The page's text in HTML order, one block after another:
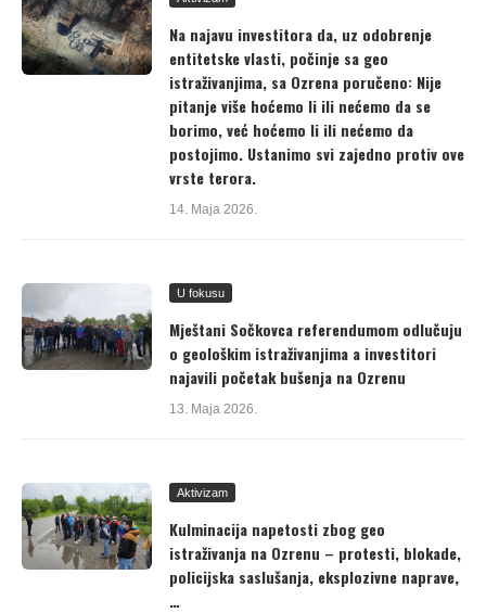
Na najavu investitora da, uz odobrenje
entitetske vlasti, počinje sa geo
istraživanjima, sa Ozrena poručeno: Nije
pitanje više hoćemo li ili nećemo da se
borimo, već hoćemo li ili nećemo da
postojimo. Ustanimo svi zajedno protiv ove
vrste terora.
14. Maja 2026.
U fokusu
Mještani Sočkovca referendumom odlučuju
o geološkim istraživanjima a investitori
najavili početak bušenja na Ozrenu
13. Maja 2026.
Aktivizam
Kulminacija napetosti zbog geo
istraživanja na Ozrenu – protesti, blokade,
policijska saslušanja, eksplozivne naprave,
…